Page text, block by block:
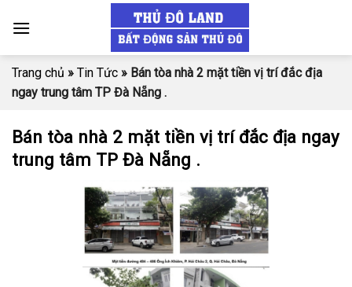
Trang chủ » Tin Tức » Bán tòa nhà 2 mặt tiền vị trí đắc địa
ngay trung tâm TP Đà Nẵng .
Bán tòa nhà 2 mặt tiền vị trí đắc địa ngay
trung tâm TP Đà Nẵng .